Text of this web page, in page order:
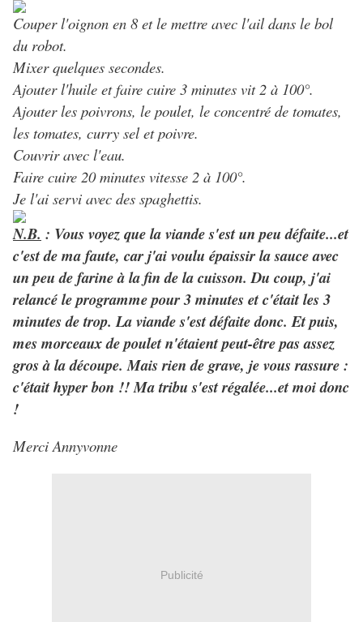
Couper l'oignon en 8 et le mettre avec l'ail dans le bol
du robot.
Mixer quelques secondes.
Ajouter l'huile et faire cuire 3 minutes vit 2 à 100°.
Ajouter les poivrons, le poulet, le concentré de tomates,
les tomates, curry sel et poivre.
Couvrir avec l'eau.
Faire cuire 20 minutes vitesse 2 à 100°.
Je l'ai servi avec des spaghettis.
N.B. : Vous voyez que la viande s'est un peu défaite...et
c'est de ma faute, car j'ai voulu épaissir la sauce avec
un peu de farine à la fin de la cuisson. Du coup, j'ai
relancé le programme pour 3 minutes et c'était les 3
minutes de trop. La viande s'est défaite donc. Et puis,
mes morceaux de poulet n'étaient peut-être pas assez
gros à la découpe. Mais rien de grave, je vous rassure :
c'était hyper bon !! Ma tribu s'est régalée...et moi donc
!
Merci Annyvonne
Publicité